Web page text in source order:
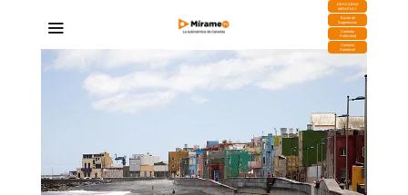
DESCARGA
MIRAPLAY
Buzón de
Sugerencias
Contratar
Publicidad
Contacto
Comercial